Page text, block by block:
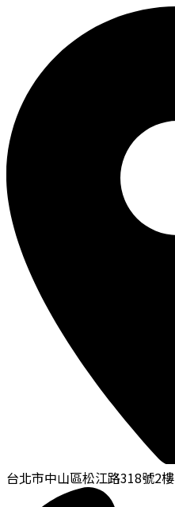
台北市中山區松江路318號2樓